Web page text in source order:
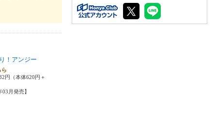
！アンジー
ら
円（本体620円＋
03月発売】